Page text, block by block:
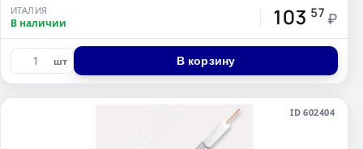
ИТАЛИЯ
В наличии 103 57 ₽
шт В корзину
ID 602404